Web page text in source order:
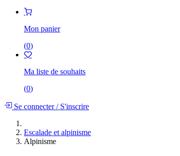
Mon panier
(0)
Ma liste de souhaits
(0)
Se connecter/S'inscrire
Escalade et alpinisme
Alpinisme